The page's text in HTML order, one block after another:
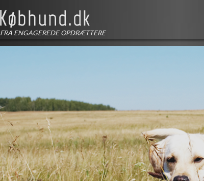
FRA ENGAGEREDE OPDRÆTTERE